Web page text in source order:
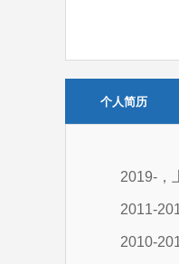
个人简历
2019-，
2011-
2010-